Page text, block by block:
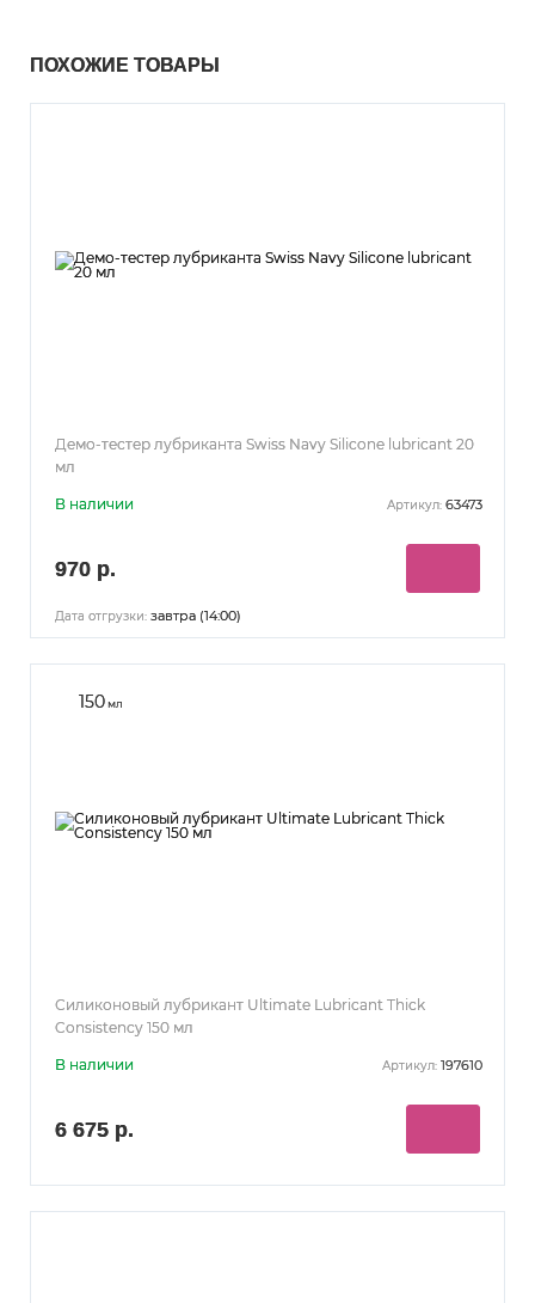
ПОХОЖИЕ ТОВАРЫ
Демо-тестер лубриканта Swiss Navy Silicone lubricant 20
мл
В наличии Артикул: 63473
970 р.
Дата отгрузки: завтра (14:00)
150мл
Силиконовый лубрикант Ultimate Lubricant Thick
Consistency 150 мл
В наличии Артикул: 197610
6 675 р.